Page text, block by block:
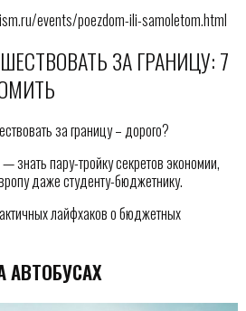
events/poezdom-ili-samoletom.html
ЗА ГРАНИЦУ: 7
за границу – дорого?
знать пару-тройку секретов экономии,
даже студенту-бюджетнику.
лайфхаков о бюджетных
АВТОБУСАХ